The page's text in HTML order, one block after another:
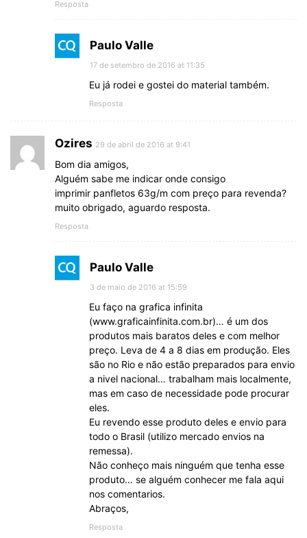
Resposta
Paulo Valle
17 de setembro de 2016 at 11:35
Eu já rodei e gostei do material também.
Resposta
Ozires 29 de abril de 2016 at 9:41
Bom dia amigos,
Alguém sabe me indicar onde consigo
imprimir panfletos 63g/m com preço para revenda?
muito obrigado, aguardo resposta.
Resposta
Paulo Valle
3 de maio de 2016 at 15:59
Eu faço na grafica infinita
(www.graficainfinita.com.br)… é um dos
produtos mais baratos deles e com melhor
preço. Leva de 4 a 8 dias em produção. Eles
são no Rio e não estão preparados para envio
a nivel nacional… trabalham mais localmente,
mas em caso de necessidade pode procurar
eles.
Eu revendo esse produto deles e envio para
todo o Brasil (utilizo mercado envios na
remessa).
Não conheço mais ninguém que tenha esse
produto… se alguém conhecer me fala aqui
nos comentarios.
Abraços,
Resposta